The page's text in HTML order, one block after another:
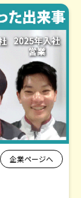
企業ページへ